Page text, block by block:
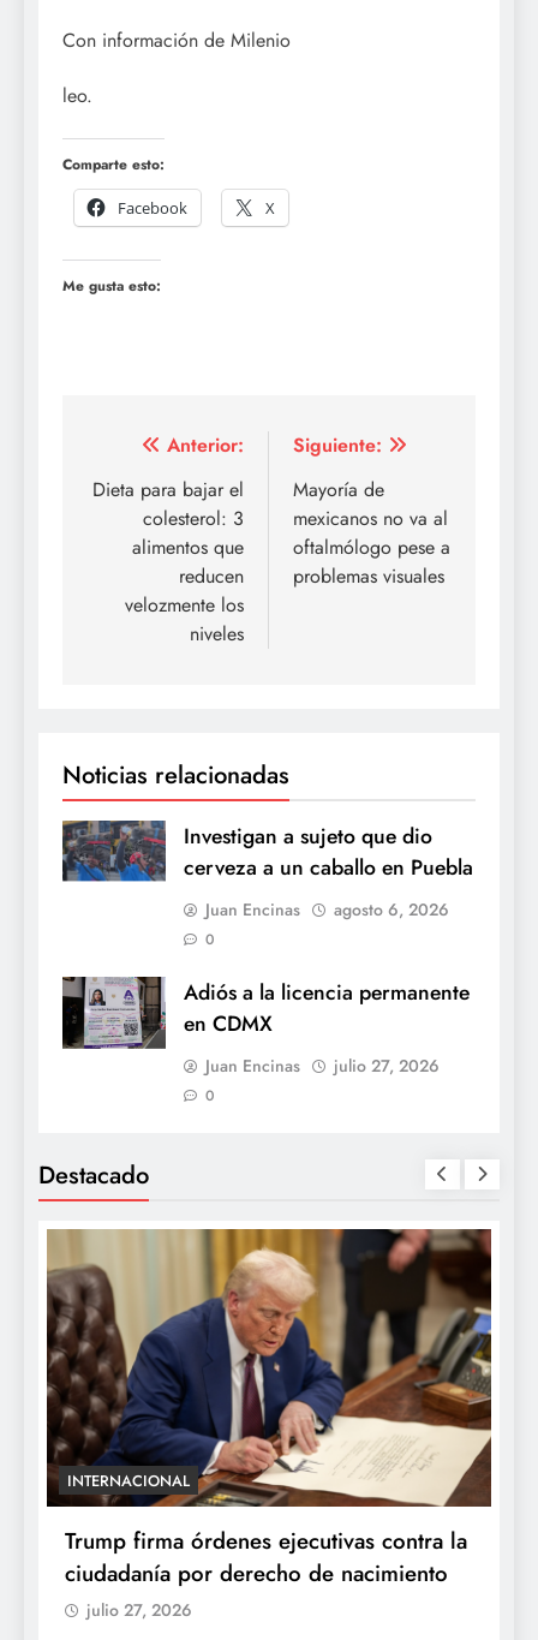
Con información de Milenio
leo.
Comparte esto:
Facebook
X
Me gusta esto:
Navegación
de
entradas
Anterior:
Dieta para bajar el
colesterol: 3
alimentos que
reducen
velozmente los
niveles
Siguiente:
Mayoría de
mexicanos no va al
oftalmólogo pese a
problemas visuales
Noticias relacionadas
Investigan a sujeto que dio
cerveza a un caballo en Puebla
Juan Encinas agosto 6, 2026
0
Adiós a la licencia permanente
en CDMX
Juan Encinas julio 27, 2026
0
Destacado
INTERNACIONAL
Trump firma órdenes ejecutivas contra la
ciudadanía por derecho de nacimiento
julio 27, 2026